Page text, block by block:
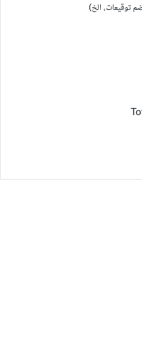
توقيعات، الخ)